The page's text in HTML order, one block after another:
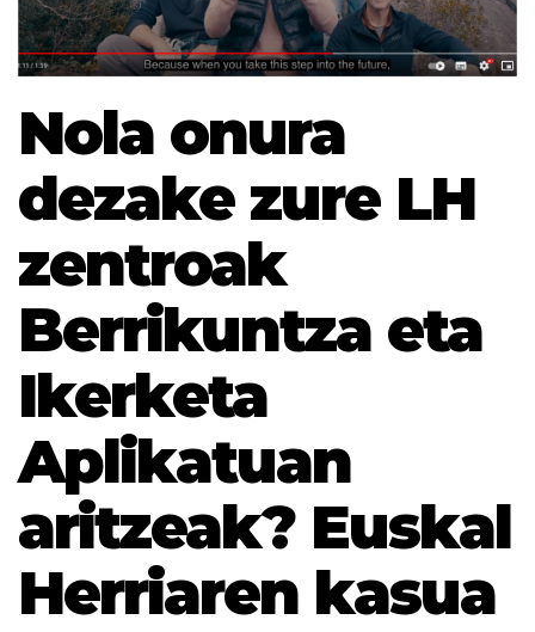
Nola onura
dezake zure LH
zentroak
Berrikuntza eta
Ikerketa
Aplikatuan
aritzeak? Euskal
Herriaren kasua